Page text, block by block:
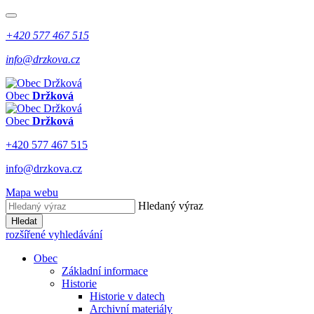
+420 577 467 515
info@drzkova.cz
Obec Držková
Obec Držková
+420 577 467 515
info@drzkova.cz
Mapa webu
Hledaný výraz
Hledat
rozšířené vyhledávání
Obec
Základní informace
Historie
Historie v datech
Archivní materiály